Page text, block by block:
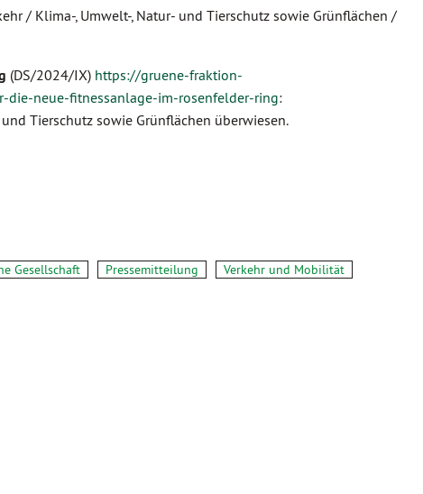
/ Klima-, Umwelt-, Natur- und Tierschutz sowie Grünflächen /
(DS/2024/IX) https://gruene-fraktion-
neue-fitnessanlage-im-rosenfelder-ring:
Tierschutz sowie Grünflächen überwiesen.
Gesellschaft Pressemitteilung
Verkehr und Mobilität